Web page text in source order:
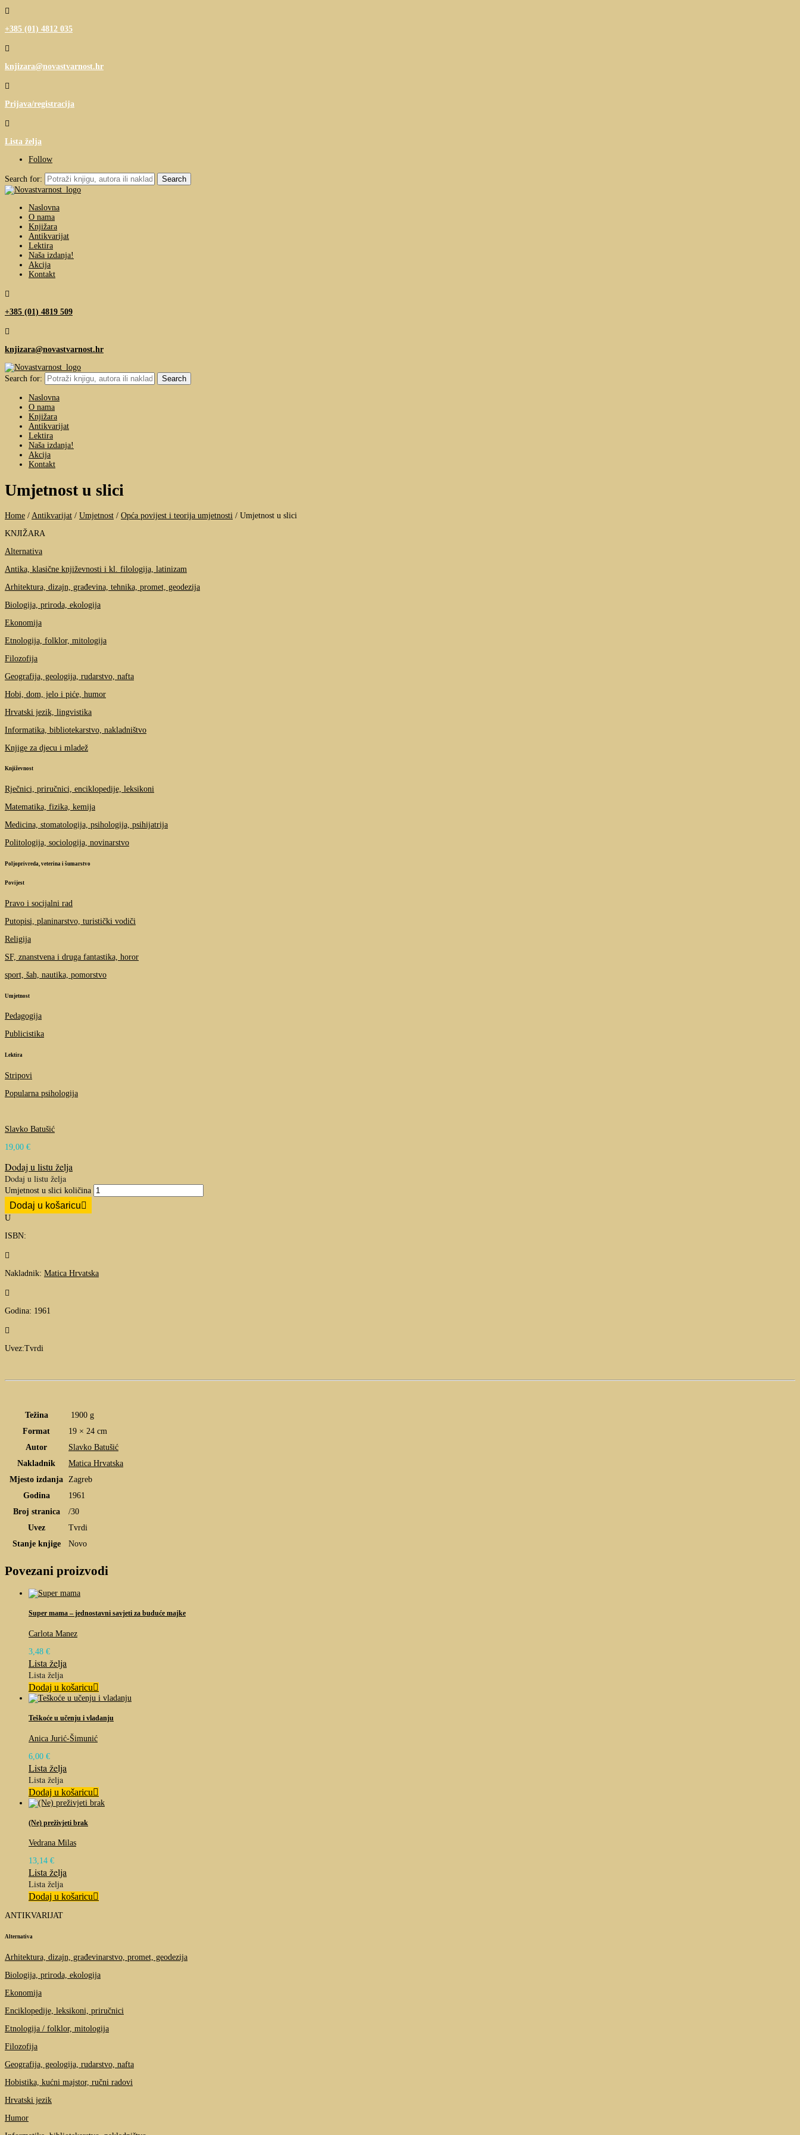

+385 (01) 4812 035

knjizara@novastvarnost.hr

Prijava/registracija

Lista želja
Follow
Search for:
Naslovna
O nama
Knjižara
Antikvarijat
Lektira
Naša izdanja!
Akcija
Kontakt

+385 (01) 4819 509

knjizara@novastvarnost.hr
Search for:
Naslovna
O nama
Knjižara
Antikvarijat
Lektira
Naša izdanja!
Akcija
Kontakt
Umjetnost u slici
Home / Antikvarijat / Umjetnost / Opća povijest i teorija umjetnosti / Umjetnost u slici
KNJIŽARA
Alternativa
Antika, klasične književnosti i kl. filologija, latinizam
Arhitektura, dizajn, građevina, tehnika, promet, geodezija
Biologija, priroda, ekologija
Ekonomija
Etnologija, folklor, mitologija
Filozofija
Geografija, geologija, rudarstvo, nafta
Hobi, dom, jelo i piće, humor
Hrvatski jezik, lingvistika
Informatika, bibliotekarstvo, nakladništvo
Knjige za djecu i mladež
Književnost
Rječnici, priručnici, enciklopedije, leksikoni
Matematika, fizika, kemija
Medicina, stomatologija, psihologija, psihijatrija
Politologija, sociologija, novinarstvo
Poljoprivreda, veterina i šumarstvo
Povijest
Pravo i socijalni rad
Putopisi, planinarstvo, turistički vodiči
Religija
SF, znanstvena i druga fantastika, horor
sport, šah, nautika, pomorstvo
Umjetnost
Pedagogija
Publicistika
Lektira
Stripovi
Popularna psihologija
Slavko Batušić
19,00 €
Dodaj u listu želja
Dodaj u listu želja
Umjetnost u slici količina
Dodaj u košaricu
U
ISBN:

Nakladnik: Matica Hrvatska

Godina: 1961

Uvez:Tvrdi
Težina
1900 g
Format
19 × 24 cm
Autor
Slavko Batušić
Nakladnik
Matica Hrvatska
Mjesto izdanja Zagreb
Godina
1961
Broj stranica
/30
Uvez
Tvrdi
Stanje knjige
Novo
Povezani proizvodi
Super mama – jednostavni savjeti za buduće majke
Carlota Manez
3,48 €
Lista želja
Lista želja
Dodaj u košaricu
Teškoće u učenju i vladanju
Anica Jurić-Šimunić
6,00 €
Lista želja
Lista želja
Dodaj u košaricu
(Ne) preživjeti brak
Vedrana Milas
13,14 €
Lista želja
Lista želja
Dodaj u košaricu
ANTIKVARIJAT
Alternativa
Arhitektura, dizajn, građevinarstvo, promet, geodezija
Biologija, priroda, ekologija
Ekonomija
Enciklopedije, leksikoni, priručnici
Etnologija / folklor, mitologija
Filozofija
Geografija, geologija, rudarstvo, nafta
Hobistika, kućni majstor, ručni radovi
Hrvatski jezik
Humor